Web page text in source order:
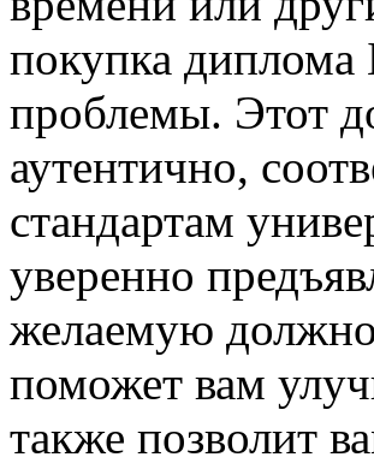
покупка
проблемы. Этот
аутентично,
стандартам
уверенно
желаемую
поможет вам
также позволит